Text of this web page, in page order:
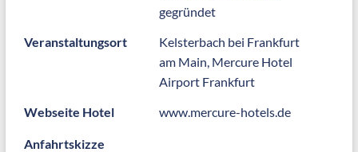
gegründet
Veranstaltungsort
Kelsterbach bei Frankfurt
am Main, Mercure Hotel
Airport Frankfurt
Webseite Hotel
www.mercure-hotels.de
Anfahrtskizze